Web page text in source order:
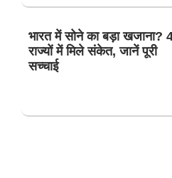
भारत में सोने का बड़ा खजाना?
राज्यों में मिले संकेत, जानें पूरी
सच्चाई